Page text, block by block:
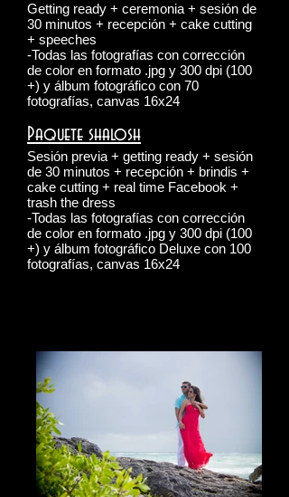
Getting ready + ceremonia + sesión de
30 minutos + recepción + cake cutting
+ speeches
-Todas las fotografías con corrección
de color en formato .jpg y 300 dpi (100
+) y álbum fotográfico con 70
fotografías, canvas 16x24
Paquete shalosh
Sesión previa + getting ready + sesión
de 30 minutos + recepción + brindis +
cake cutting + real time Facebook +
trash the dress
-Todas las fotografías con corrección
de color en formato .jpg y 300 dpi (100
+) y álbum fotográfico Deluxe con 100
fotografías, canvas 16x24